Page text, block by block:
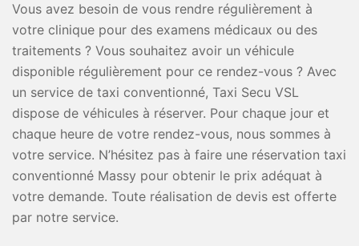
Vous avez besoin de vous rendre régulièrement à
votre clinique pour des examens médicaux ou des
traitements ? Vous souhaitez avoir un véhicule
disponible régulièrement pour ce rendez-vous ? Avec
un service de taxi conventionné, Taxi Secu VSL
dispose de véhicules à réserver. Pour chaque jour et
chaque heure de votre rendez-vous, nous sommes à
votre service. N’hésitez pas à faire une réservation taxi
conventionné Massy pour obtenir le prix adéquat à
votre demande. Toute réalisation de devis est offerte
par notre service.